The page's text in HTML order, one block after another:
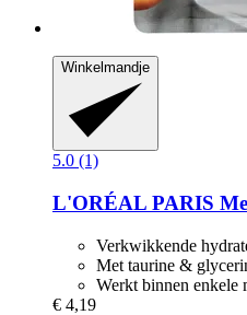
Winkelmandje
5.0 (1)
L'ORÉAL PARIS
Verkwikkende
Met taurine &
Werkt binnen enkele
€ 4,19